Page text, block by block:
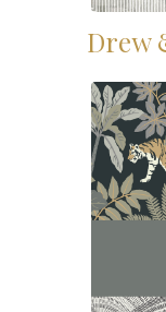
Drew